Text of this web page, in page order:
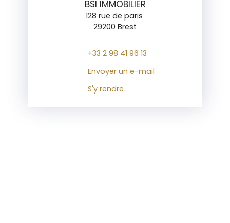
BSI IMMOBILIER
128 rue de paris
29200 Brest
+33 2 98 41 96 13
Envoyer un e-mail
S'y rendre